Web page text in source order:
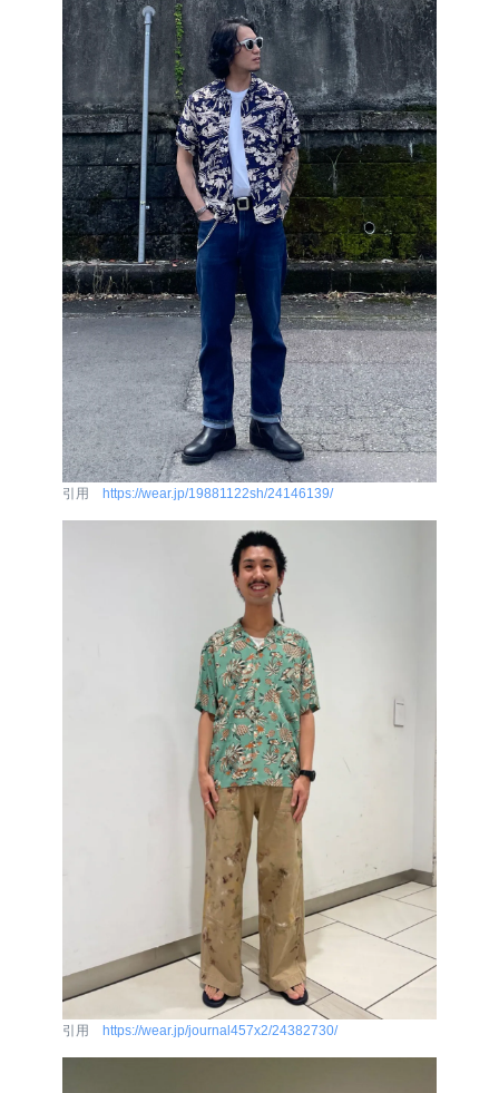
引用 https://wear.jp/19881122sh/24146139/
引用 https://wear.jp/journal457x2/24382730/